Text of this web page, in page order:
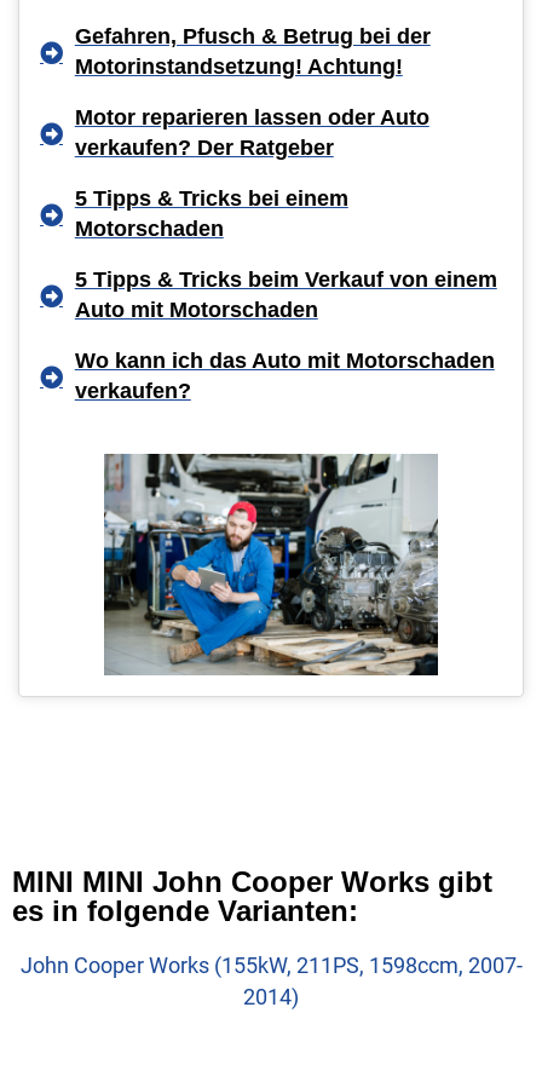
Gefahren, Pfusch & Betrug bei der
Motorinstandsetzung! Achtung!
Motor reparieren lassen oder Auto
verkaufen? Der Ratgeber
5 Tipps & Tricks bei einem
Motorschaden
5 Tipps & Tricks beim Verkauf von einem
Auto mit Motorschaden
Wo kann ich das Auto mit Motorschaden
verkaufen?
MINI MINI John Cooper Works gibt
es in folgende Varianten:
John Cooper Works (155kW, 211PS, 1598ccm, 2007-
2014)